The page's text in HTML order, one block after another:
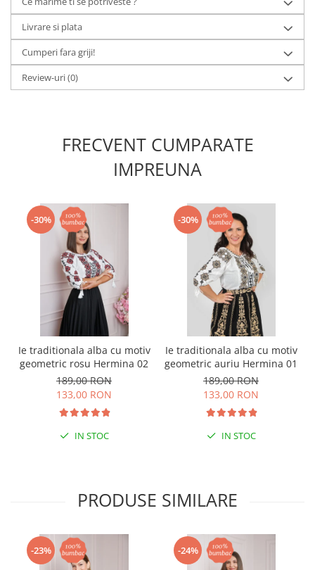
Livrare si plata
Cumperi fara griji!
Review-uri(0)
FRECVENT CUMPARATE
IMPREUNA
-30%
Ie traditionala alba cu motiv
geometric rosu Hermina 02
189,00 RON
133,00 RON
IN STOC
-30%
Ie traditionala alba cu motiv
geometric auriu Hermina 01
189,00 RON
133,00 RON
IN STOC
PRODUSE SIMILARE
-23% -24%